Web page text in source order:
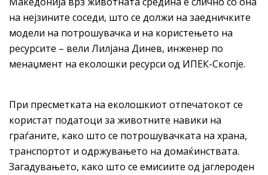
на нејзините соседи, што се должи на заедничките
модели на потрошувачка и на користењето на
ресурсите – вели Лилјана Динев, инженер по
менаџмент на еколошки ресурси од ИПЕК-Скопје.
При пресметката на еколошкиот отпечатокот се
користат податоци за животните навики на
граѓаните, како што се потрошувачката на храна,
транспортот и одржувањето на домаќинствата.
Загадувањето, како што се емисиите од јаглероден